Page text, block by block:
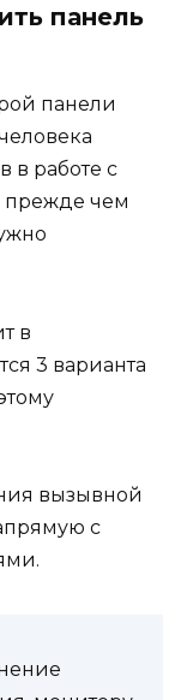
панель
панели
в работе с
прежде чем
в
3 варианта
вызывной
с